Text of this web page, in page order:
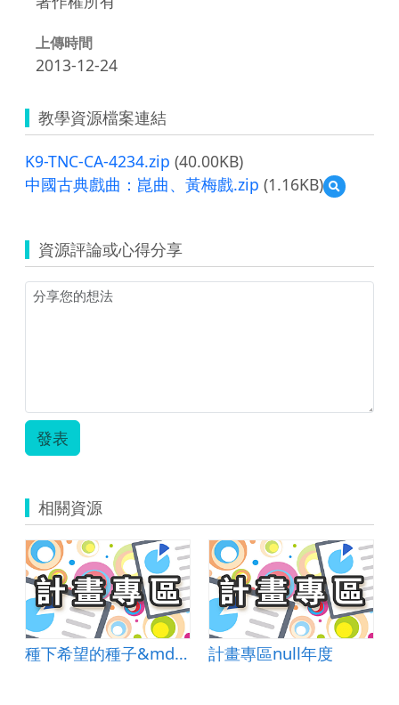
上傳時間
2013-12-24
教學資源檔案連結
K9-TNC-CA-4234.zip (40.00KB)
中國古典戲曲：崑曲、黃梅戲.zip (1.16KB)
預
覽
典
戲
資源評論或心得分享
發表
相關資源
種下希望的種子&mdash;表演藝術夢工廠 計畫專區null年度